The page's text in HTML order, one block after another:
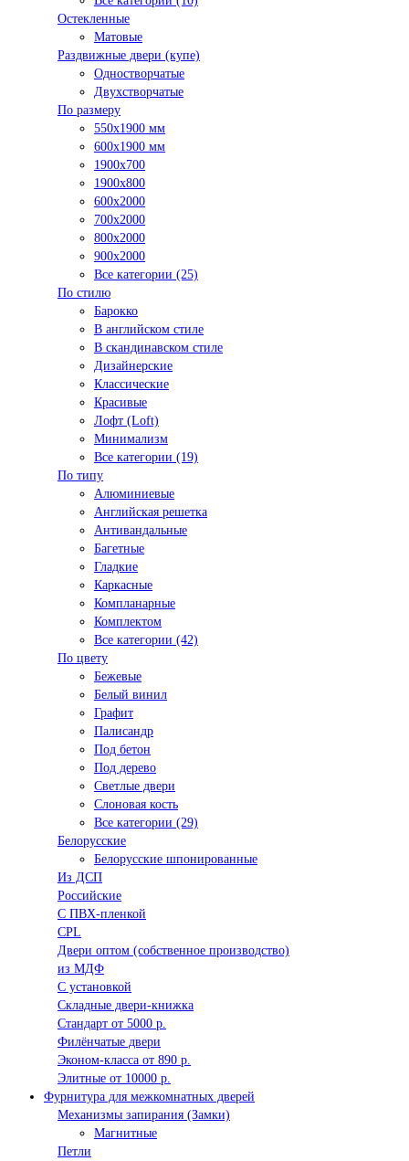
Остекленные
Матовые
Раздвижные двери (купе)
Одностворчатые
Двухстворчатые
По размеру
550x1900 мм
600x1900 мм
1900х700
1900х800
600x2000
700x2000
800x2000
900x2000
Все категории (25)
По стилю
Барокко
В английском стиле
В скандинавском стиле
Дизайнерские
Классические
Красивые
Лофт (Loft)
Минимализм
Все категории (19)
По типу
Алюминиевые
Английская решетка
Антивандальные
Багетные
Гладкие
Каркасные
Компланарные
Комплектом
Все категории (42)
По цвету
Бежевые
Белый винил
Графит
Палисандр
Под бетон
Под дерево
Светлые двери
Слоновая кость
Все категории (29)
Белорусские
Белорусские шпонированные
Из ДСП
Российские
C ПВХ-пленкой
CPL
Двери оптом (собственное производство)
из МДФ
С установкой
Складные двери-книжка
Стандарт от 5000 р.
Филёнчатые двери
Эконом-класса от 890 р.
Элитные от 10000 р.
Фурнитура для межкомнатных дверей
Механизмы запирания (Замки)
Магнитные
Петли